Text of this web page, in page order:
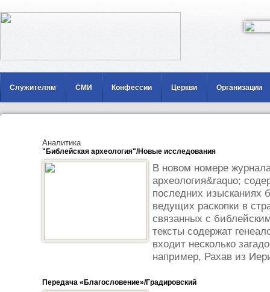
Служителям СМИ Конфессии Церкви Организации
Аналитика
"Библейская археология"/Новые исследования
В новом номере
археология&raquo;
последних изысканиях
ведущих раскопки в
связанных с
тексты содержат
входит несколько
например, Рахав из
Передача «Благословение»/Градировский